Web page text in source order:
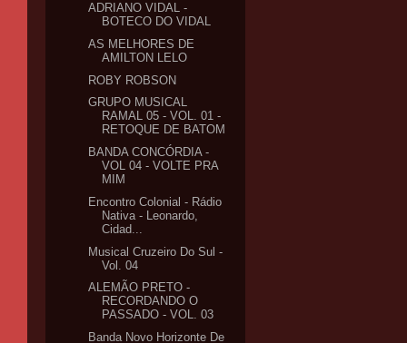
ADRIANO VIDAL -
BOTECO DO VIDAL
AS MELHORES DE
AMILTON LELO
ROBY ROBSON
GRUPO MUSICAL
RAMAL 05 - VOL. 01 -
RETOQUE DE BATOM
BANDA CONCÓRDIA -
VOL 04 - VOLTE PRA
MIM
Encontro Colonial - Rádio
Nativa - Leonardo,
Cidad...
Musical Cruzeiro Do Sul -
Vol. 04
ALEMÃO PRETO -
RECORDANDO O
PASSADO - VOL. 03
Banda Novo Horizonte De